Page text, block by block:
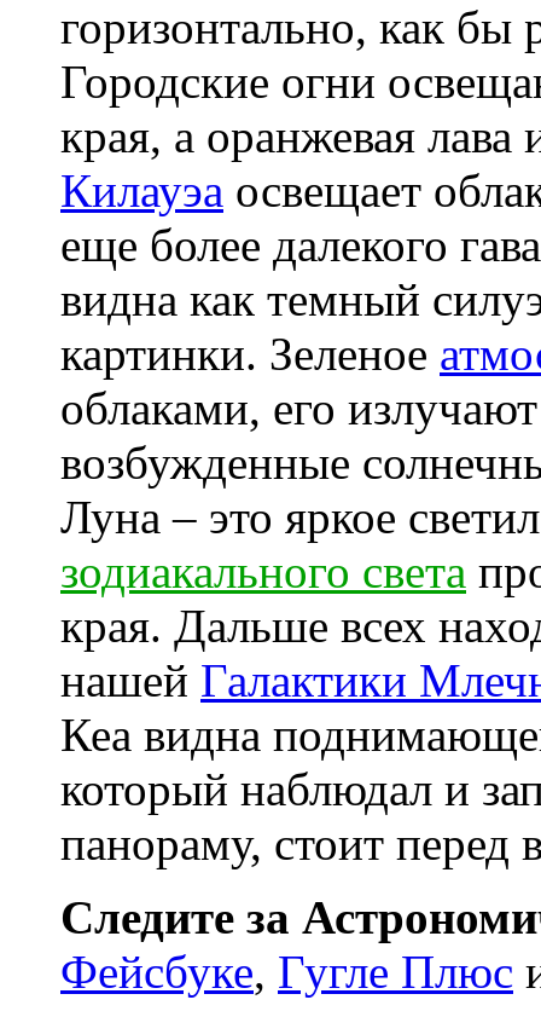
горизонтально, как бы
Городские огни
края, а оранжевая лава
Килауэа освещает
еще более далекого
видна как темный
картинки. Зеленое
облаками, его
возбужденные
Луна – это яркое
зодиакального света
края. Дальше всех
нашей Галактики
Кеа видна
который наблюдал и
панораму, стоит перед
Следите за
Фейсбуке, Гугле Плюс